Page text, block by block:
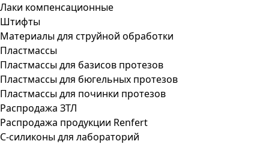
Лаки компенсационные
Штифты
Материалы для струйной обработки
Пластмассы
Пластмассы для базисов протезов
Пластмассы для бюгельных протезов
Пластмассы для починки протезов
Распродажа ЗТЛ
Распродажа продукции Renfert
С-силиконы для лабораторий